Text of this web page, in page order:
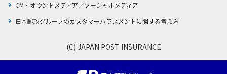
CM・オウンドメディア／ソーシャルメディア
日本郵政グループのカスタマーハラスメントに関する考え方
(C) JAPAN POST INSURANCE